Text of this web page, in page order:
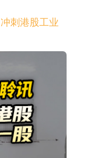
下挫，锴威
44.7%
十，易居企
，金輝
人機器人
拉升，益生
刺港股工业